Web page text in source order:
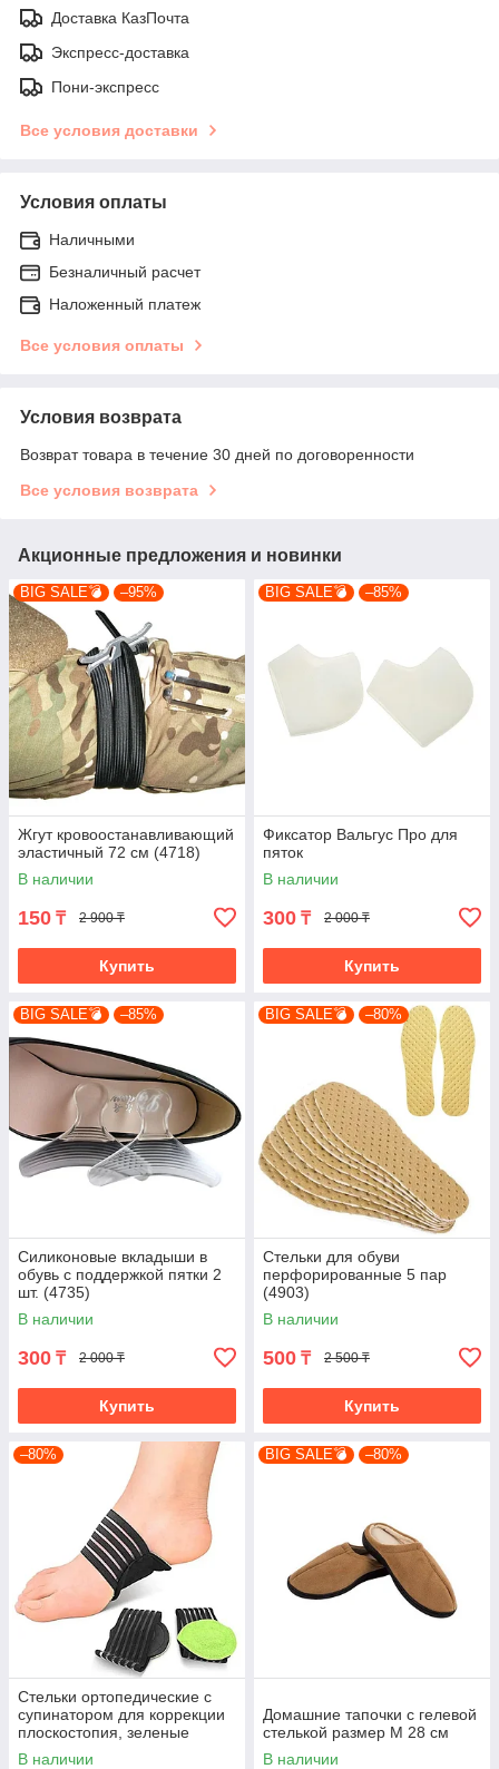
Доставка КазПочта
Экспресс-доставка
Пони-экспресс
Все условия доставки
Условия оплаты
Наличными
Безналичный расчет
Наложенный платеж
Все условия оплаты
Условия возврата
Возврат товара в течение 30 дней по договоренности
Все условия возврата
Акционные предложения и новинки
BIG SALE💣 –95%
Жгут кровоостанавливающий
эластичный 72 см (4718)
В наличии
150 ₸ 2 900 ₸
Купить
BIG SALE💣 –85%
Фиксатор Вальгус Про для
пяток
В наличии
300 ₸ 2 000 ₸
Купить
BIG SALE💣 –85%
Силиконовые вкладыши в
обувь с поддержкой пятки 2
шт. (4735)
В наличии
300 ₸ 2 000 ₸
Купить
BIG SALE💣 –80%
Стельки для обуви
перфорированные 5 пар
(4903)
В наличии
500 ₸ 2 500 ₸
Купить
–80%
Стельки ортопедические с
супинатором для коррекции
плоскостопия, зеленые
(4782-1)
В наличии
BIG SALE💣 –80%
Домашние тапочки с гелевой
стелькой размер M 28 см
В наличии